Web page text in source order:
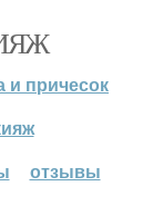
и причесок
отзывы